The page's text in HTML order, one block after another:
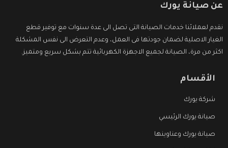
عن صيانة يورك
نقدم لعملائنا خدمات الصيانة التى تصل الى عدة سنوات مع توفير قطع
الغيار الاصلية لضمان جودتها فى العمل، وعدم التعرض الى نفس المشكلة
اكثر من مرة، الصيانة لجميع الاجهزة الكهربائية تتم بشكل سريع ومتميز.
الأقسام
شركة يورك
صيانة يورك الرئيسي
صيانة يورك وعناوينها